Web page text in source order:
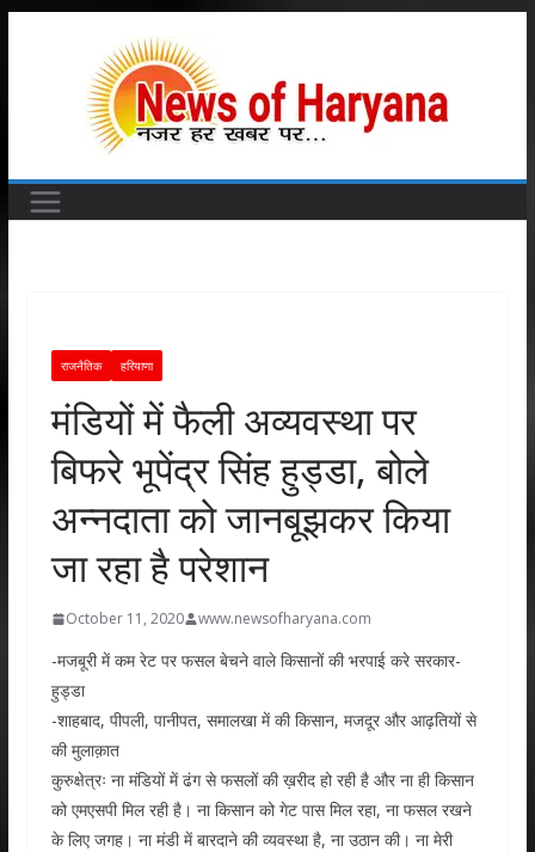
राजनैतिक हरियाणा
मंडियों में फैली अव्यवस्था पर
बिफरे भूपेंद्र सिंह हुड्डा, बोले
अन्नदाता को जानबूझकर किया
जा रहा है परेशान
October 11, 2020 www.newsofharyana.com
-मजबूरी में कम रेट पर फसल बेचने वाले किसानों की भरपाई करे सरकार-
हुड्डा
-शाहबाद, पीपली, पानीपत, समालखा में की किसान, मजदूर और आढ़तियों से
की मुलाक़ात
कुरुक्षेत्रः ना मंडियों में ढंग से फसलों की ख़रीद हो रही है और ना ही किसान
को एमएसपी मिल रही है। ना किसान को गेट पास मिल रहा, ना फसल रखने
के लिए जगह। ना मंडी में बारदाने की व्यवस्था है, ना उठान की। ना मेरी